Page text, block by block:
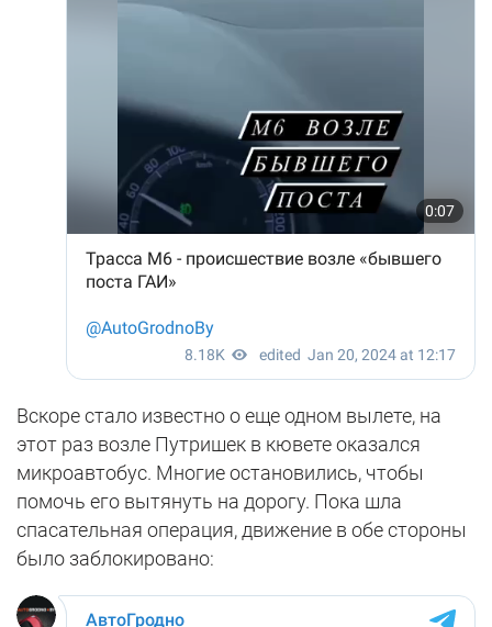
Вскоре стало известно о еще одном вылете, на
этот раз возле Путришек в кювете оказался
микроавтобус. Многие остановились, чтобы
помочь его вытянуть на дорогу. Пока шла
спасательная операция, движение в обе стороны
было заблокировано: